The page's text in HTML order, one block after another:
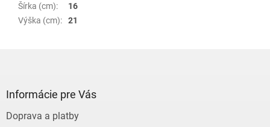
Šírka (cm):
16
Výška (cm): 21
Informácie pre Vás
Doprava a platby